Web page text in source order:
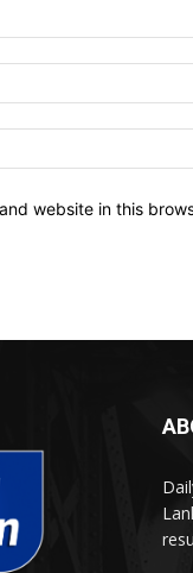
website in this